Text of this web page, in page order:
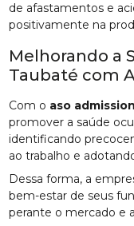
de afastamentos e
positivamente na
Melhorando a
Taubaté com
Com o aso
promover a saúde
identificando
ao trabalho e
Dessa forma, a
bem-estar de seus
perante o mercado e